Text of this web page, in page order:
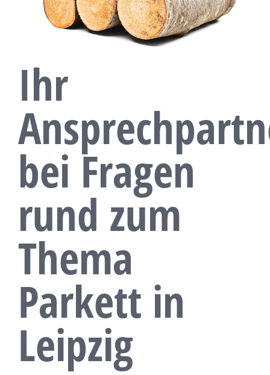
Ihr
bei Fragen
rund zum
Thema
Parkett in
Leipzig